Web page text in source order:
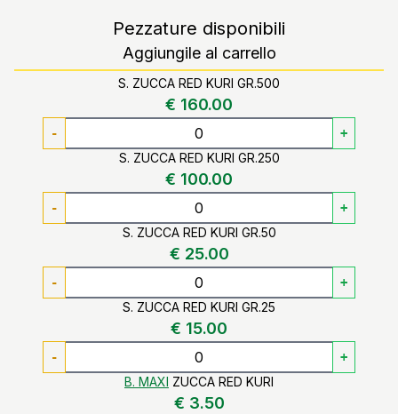
Pezzature disponibili
Aggiungile al carrello
S. ZUCCA RED KURI GR.500
€ 160.00
- +
S. ZUCCA RED KURI GR.250
€ 100.00
- +
S. ZUCCA RED KURI GR.50
€ 25.00
- +
S. ZUCCA RED KURI GR.25
€ 15.00
- +
B. MAXI ZUCCA RED KURI
€ 3.50